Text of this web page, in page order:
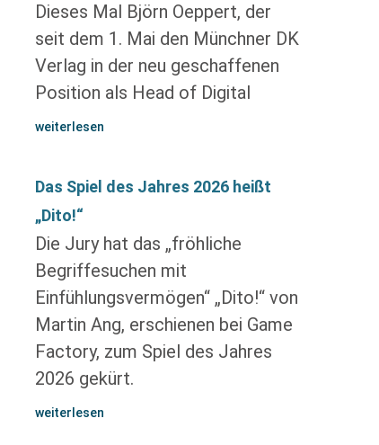
Dieses Mal Björn Oeppert, der
seit dem 1. Mai den Münchner DK
Verlag in der neu geschaffenen
Position als Head of Digital
weiterlesen
Das Spiel des Jahres 2026 heißt
„Dito!“
Die Jury hat das „fröhliche
Begriffesuchen mit
Einfühlungsvermögen“ „Dito!“ von
Martin Ang, erschienen bei Game
Factory, zum Spiel des Jahres
2026 gekürt.
weiterlesen